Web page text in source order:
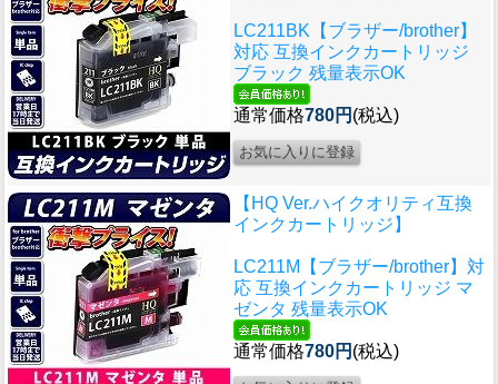
LC211BK【ブラザー/brother】
対応 互換インクカートリッジ
ブラック 残量表示OK
通常価格780円 (税込)
【HQ Ver.ハイクオリティ互換
インクカートリッジ】
LC211M【ブラザー/brother】対
応 互換インクカートリッジ マ
ゼンタ 残量表示OK
通常価格780円 (税込)